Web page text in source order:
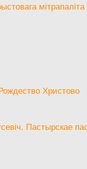
мітрапаліта
Христово
Пастырскае